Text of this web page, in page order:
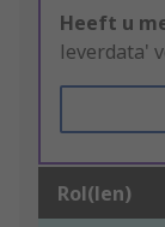
Heeft u
leverdata'
Rol(len)